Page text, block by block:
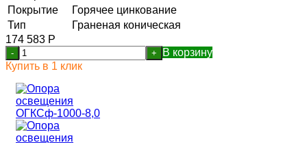
Покрытие
Горячее цинкование
Тип
Граненая коническая
174 583 Р
- +
В корзину
Купить в 1 клик